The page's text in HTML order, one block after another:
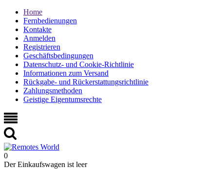
Home
Fernbedienungen
Kontakte
Anmelden
Registrieren
Geschäftsbedingungen
Datenschutz- und Cookie-Richtlinie
Informationen zum Versand
Rückgabe- und Rückerstattungsrichtlinie
Zahlungsmethoden
Geistige Eigentumsrechte
0
Der Einkaufswagen ist leer